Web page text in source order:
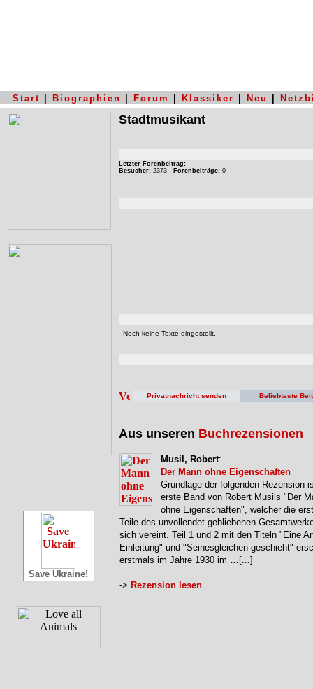
Start Biographien Forum Klassiker Neu
Save Ukraine!
Stadtmusikant
Letzter Forenbeitrag: -
Besucher: 2373 - Forenbeiträge: 0
Noch keine Texte eingestellt.
Privatnachricht senden Beliebteste
Aus unseren Buchrezensionen
Musil, Robert:
Der Mann ohne Eigenschaften
Grundlage der folgenden Rezension
erste Band von Robert Musils "Der
ohne Eigenschaften", welcher die
Teile des unvollendet gebliebenen
sich vereint. Teil 1 und 2 mit den Titeln "Eine
Einleitung" und "Seinesgleichen geschieht"
erstmals im Jahre 1930 im … [...]
-> Rezension lesen